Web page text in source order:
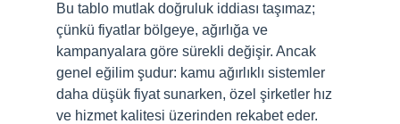
Bu tablo mutlak doğruluk iddiası taşımaz;
çünkü fiyatlar bölgeye, ağırlığa ve
kampanyalara göre sürekli değişir. Ancak
genel eğilim şudur: kamu ağırlıklı sistemler
daha düşük fiyat sunarken, özel şirketler hız
ve hizmet kalitesi üzerinden rekabet eder.